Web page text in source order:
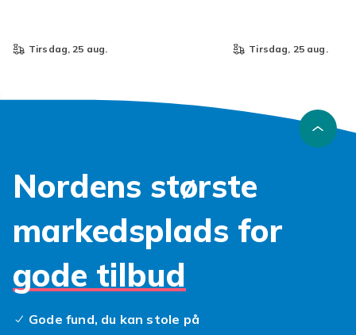
tirsdag, 25 aug. tirsdag, 25 aug.
Nordens største
markedsplads for
gode tilbud
Gode fund, du kan stole på